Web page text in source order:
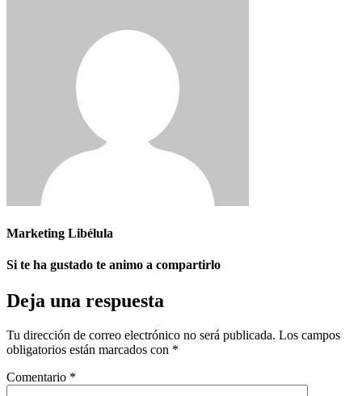
Marketing Libélula
Si te ha gustado te animo a compartirlo
Deja una respuesta
Tu dirección de correo electrónico no será publicada. Los campos
obligatorios están marcados con *
Comentario *